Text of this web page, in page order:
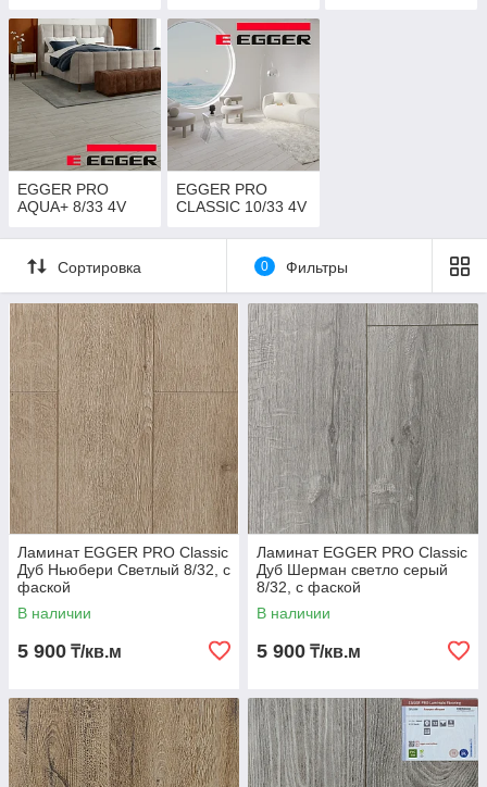
EGGER PRO
AQUA+ 8/33 4V
EGGER PRO
CLASSIC 10/33 4V
Сортировка 0 Фильтры
Ламинат EGGER PRO Classic
Дуб Ньюбери Светлый 8/32, с
фаской
В наличии
5 900 ₸/кв.м
Ламинат EGGER PRO Classic
Дуб Шерман светло серый
8/32, с фаской
В наличии
5 900 ₸/кв.м